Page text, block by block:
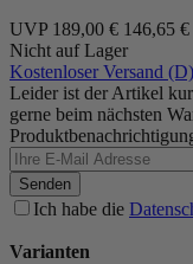
UVP 189,00 € 146,65 €
Nicht auf Lager
Kostenloser Versand (D)
Leider ist der Artikel
gerne beim nächsten
Senden
Ich habe die
Varianten